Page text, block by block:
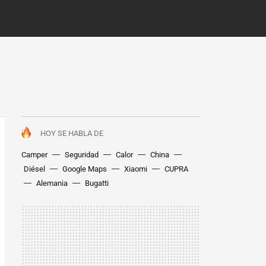
HOY SE HABLA DE
Camper Seguridad Calor
China
Diésel
Google Maps Xiaomi
CUPRA
Alemania
Bugatti